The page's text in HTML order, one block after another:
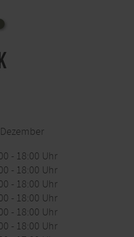
- 18:00 Uhr
- 18:00 Uhr
- 18:00 Uhr
- 18:00 Uhr
- 18:00 Uhr
- 18:00 Uhr